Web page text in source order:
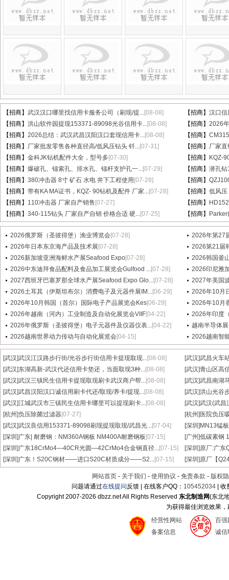
【招商】 武汉汉口哪里找信用卡服务公司（刷现/提...[08-08] 【招商】 汉口信
【招商】 洪山软件园提现153371-89098光谷信用卡...[08-08] 【招商】 2026
【招商】 2026总结：武汉武昌汉阳汉口套现信用卡...[08-08] 【招商】
【招商】 厂家批发零售各种直径高/低风压钻头 钎...[07-31] 【招商】 厂家
【招商】 金科JK钻机配件大全，型号多 [07-30] 【招商】
KQZ-
【招商】 爆破孔、锚索孔、排水孔、锚杆支护孔一...[07-29] 【招商】 潜孔钻
【招商】 380冲击器 8寸 矿石 水电 井下工程使用 [07-28] 【招商】
【招商】 带有KA MA证书，KQZ- 90钻机及配件 厂家...[07-28] 【招商】 低风压
【招商】 110冲击器 厂家自产销售 [07-27] 【招商】
【招商】 340-115钻头 厂家自产自销 价格合适 硬...[07-25] 【招商】
2026俄罗斯（圣彼得堡）渔业博览会[07-28]
2026年第27
2026年日本东京海产品及技术展 [07-28]
2026第21届
2026新加坡亚洲海鲜水产展Seafood Expo[07-28]
2026韩国釜
2026中东迪拜食品配料及食品加工展览会Gulfood ...[07-28]
2026印尼雅
2027西班牙巴塞罗那全球水产展Seafood Expo Glo...[07-28]
2027年美国
2026土耳其（伊斯坦布尔）消费电子及元器件展IM...[06-29]
2026年10月
2026年10月韩国（首尔）国际电子产品展览会Kes[06-29]
2026年10月
2026年越南（河内）工业制造及自动化展览会VIIF[04-22]
2026年印度
2026年俄罗斯（圣彼得堡）电子元器件及仪器仪表...[04-22]
越南半导体
2026越南世界动力传动与自动化展览会[04-15] 2026越南智
[武汉]武汉江汉路步行街/光谷步行街信用卡提现取现...[08-08] [武汉]武昌火车
[武汉]东湖高新-武汉代还信用卡垫还，当面取现3种...[08-08] [武汉]青山区高
[武汉]武汉三镇民生信用卡提现取现刷卡武汉商户帮...[08-08] [武汉]武昌南湖
[武汉]武昌汉阳汉口诚信用刷卡代还/取现/养卡/提现...[08-08] [武汉]洪山光谷
[武汉]江城武汉市三镇民生信用卡哪里可以提现刷卡...[08-08] [武汉]武汉(武昌
[杭州]负压除菌过滤器[07-27] [杭州] 医院负压
[武汉]武汉良信用153371-89098刷现提现取现/武昌光...[07-04] [深圳] MN13锰
[深圳]广东| 耐磨钢：NM360A钢板 NM400A耐磨钢板 [07-15] [广州]低碳素钢
[深圳]广东18CrMo4—40CR光圆—42CrMo4合金钢直径...[07-15] [深圳]原厂:广东
[深圳]广东！S20C钢材——进口S20C材质成分——S2...[07-15] [深圳]原厂【
网站首页 - 关于我们 - 使用协议 - 免责条款 - 版权
问题请通过在线提问反馈 | 在线客户QQ： 105452034 |
Copyright 2007-2026 dbzz.net All Rights Reserved东北制造网(东北
为获得最佳浏览效果
经营性网站
备案信息
百强
诚信